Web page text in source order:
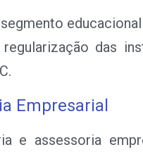
das
Empresarial
e assessoria